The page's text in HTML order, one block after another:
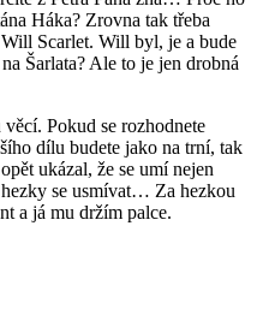
Háka? Zrovna tak třeba
Scarlet. Will byl, je a bude
Šarlata? Ale to je jen drobná
Pokud se rozhodnete
dílu budete jako na trní, tak
ukázal, že se umí nejen
se usmívat… Za hezkou
a já mu držím palce.